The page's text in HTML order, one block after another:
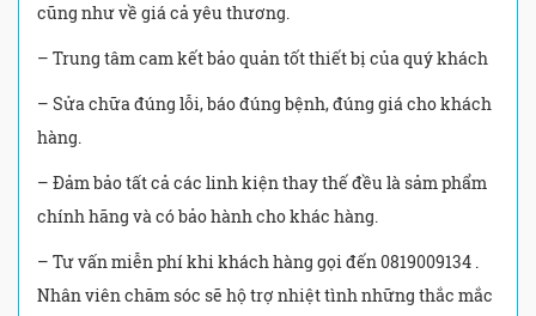
cũng như về giá cả yêu thương.
– Trung tâm cam kết bảo quản tốt thiết bị của quý khách
– Sửa chữa đúng lỗi, báo đúng bệnh, đúng giá cho khách
hàng.
– Đảm bảo tất cả các linh kiện thay thế đều là sảm phẩm
chính hãng và có bảo hành cho khác hàng.
– Tư vấn miễn phí khi khách hàng gọi đến 0819009134 .
Nhân viên chăm sóc sẽ hộ trợ nhiệt tình những thắc mắc